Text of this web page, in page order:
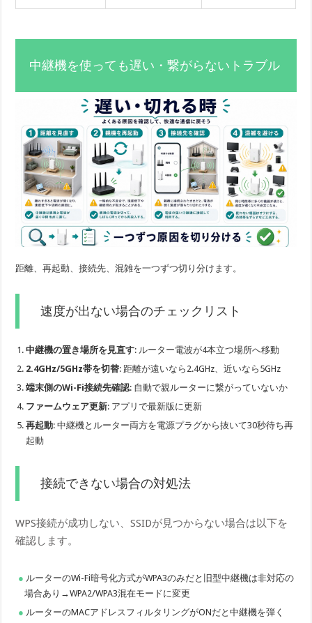
中継機を使っても遅い・繋がらないトラブル
距離、再起動、接続先、混雑を一つずつ切り分けます。
速度が出ない場合のチェックリスト
中継機の置き場所を見直す: ルーター電波が4本立つ場所へ移動
2.4GHz/5GHz帯を切替: 距離が遠いなら2.4GHz、近いなら5GHz
端末側のWi-Fi接続先確認: 自動で親ルーターに繋がっていないか
ファームウェア更新: アプリで最新版に更新
再起動: 中継機とルーター両方を電源プラグから抜いて30秒待ち再
起動
接続できない場合の対処法
WPS接続が成功しない、SSIDが見つからない場合は以下を
確認します。
ルーターのWi-Fi暗号化方式がWPA3のみだと旧型中継機は非対応の
場合あり→WPA2/WPA3混在モードに変更
ルーターのMACアドレスフィルタリングがONだと中継機を弾く